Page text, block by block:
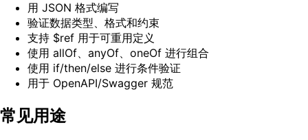
用 JSON 格式编写
验证数据类型、格式和约束
支持 $ref 用于可重用定义
使用 allOf、anyOf、oneOf 进行组合
使用 if/then/else 进行条件验证
用于 OpenAPI/Swagger 规范
常见用途